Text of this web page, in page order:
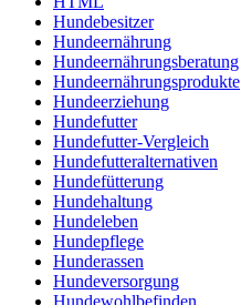
Hundebesitzer
Hundeernährung
Hundeernährungsberatung
Hundeernährungsprodukte
Hundeerziehung
Hundefutter
Hundefutter-Vergleich
Hundefutteralternativen
Hundefütterung
Hundehaltung
Hundeleben
Hundepflege
Hunderassen
Hundeversorgung